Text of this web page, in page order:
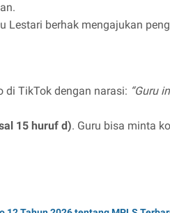
Lestari berhak mengajukan
di TikTok dengan narasi: “Guru
15 huruf d). Guru bisa minta